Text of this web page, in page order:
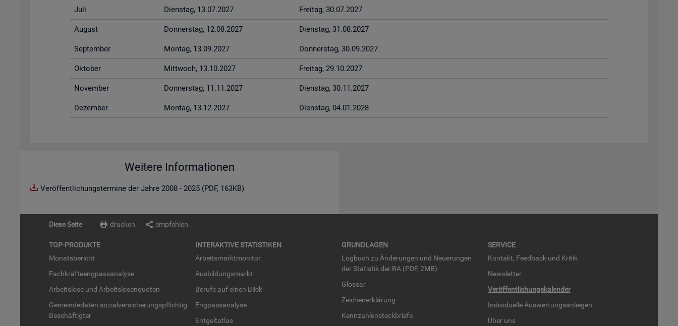
Juli Diens­tag, 13.07.2027 Frei­tag, 30.07.2027
Au­gust Don­ners­tag, 12.08.2027 Diens­tag, 31.08.2027
Sep­tem­ber Mon­tag, 13.09.2027 Don­ners­tag, 30.09.2027
Ok­to­ber Mitt­woch, 13.10.2027 Frei­tag, 29.10.2027
No­vem­ber Don­ners­tag, 11.11.2027 Diens­tag, 30.11.2027
De­zem­ber Mon­tag, 13.12.2027 Diens­tag, 04.01.2028
Weitere Informationen
Veröffentlichungstermine der Jahre 2008 - 2025 (PDF, 163KB)
Diese Seite drucken empfehlen
TOP-PRO­DUK­TE
Mo­nats­be­richt
Fach­kräf­te­eng­pass­ana­ly­se
Ar­beits­lo­se und Ar­beits­lo­sen­quo­ten
Ge­mein­de­da­ten so­zi­al­ver­si­che­rungs­pflich­tig
Be­schäf­tig­ter
IN­TER­AK­TI­VE STA­TIS­TI­KEN
Ar­beits­markt­mo­ni­tor
Aus­bil­dungs­markt
Be­ru­fe auf einen Blick
Eng­pass­ana­ly­se
Ent­gel­t­at­las
GRUND­LA­GEN
Log­buch zu Än­de­run­gen und Neue­run­gen
der Sta­tis­tik der BA (PDF, 2MB)
Glos­sar
Zei­chen­er­klä­rung
Kenn­zah­len­steck­brie­fe
SER­VICE
Kon­takt, Feed­back und Kri­tik
News­let­ter
Ver­öf­fent­li­chungs­ka­len­der
In­di­vi­du­el­le Aus­wer­tungs­an­lie­gen
Über uns